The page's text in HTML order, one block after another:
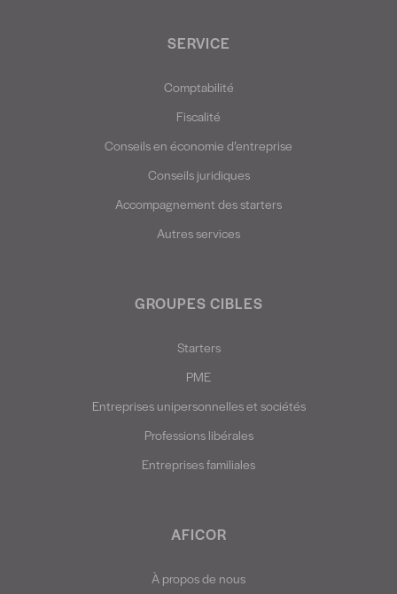
SERVICE
Comptabilité
Fiscalité
Conseils en économie d’entreprise
Conseils juridiques
Accompagnement des starters
Autres services
GROUPES CIBLES
Starters
PME
Entreprises unipersonnelles et sociétés
Professions libérales
Entreprises familiales
AFICOR
À propos de nous